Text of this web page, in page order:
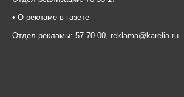
• О рекламе в газете
Отдел рекламы: 57-70-00, reklama@karelia.ru